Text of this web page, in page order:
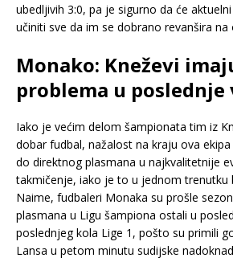
ubedljivih 3:0, pa je sigurno da će
učiniti sve da im se dobrano revanšira na
Monako: Kneževi
problema u poslednje
Iako je većim delom šampionata tim iz
dobar fudbal, nažalost na kraju ova
do direktnog plasmana u najkvalitetnije
takmičenje, iako je to u jednom trenutku
Naime, fudbaleri Monaka su prošle
plasmana u Ligu šampiona ostali u
poslednjeg kola Lige 1, pošto su primili
Lansa u petom minutu sudijske